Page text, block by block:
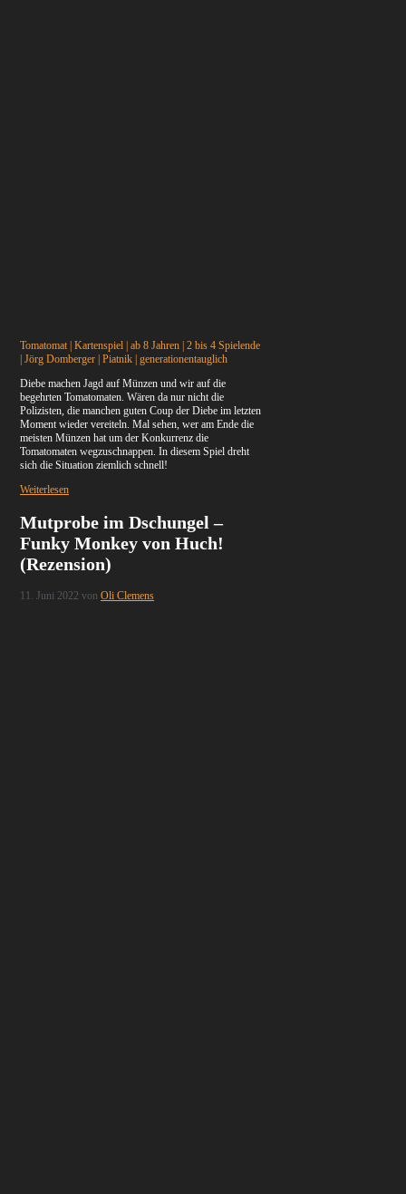
Tomatomat | Kartenspiel | ab 8 Jahren | 2 bis 4 Spielende
| Jörg Domberger | Piatnik | generationentauglich
Diebe machen Jagd auf Münzen und wir auf die
begehrten Tomatomaten. Wären da nur nicht die
Polizisten, die manchen guten Coup der Diebe im letzten
Moment wieder vereiteln. Mal sehen, wer am Ende die
meisten Münzen hat um der Konkurrenz die
Tomatomaten wegzuschnappen. In diesem Spiel dreht
sich die Situation ziemlich schnell!
Weiterlesen
Mutprobe im Dschungel –
Funky Monkey von Huch!
(Rezension)
11. Juni 2022 vonOli Clemens